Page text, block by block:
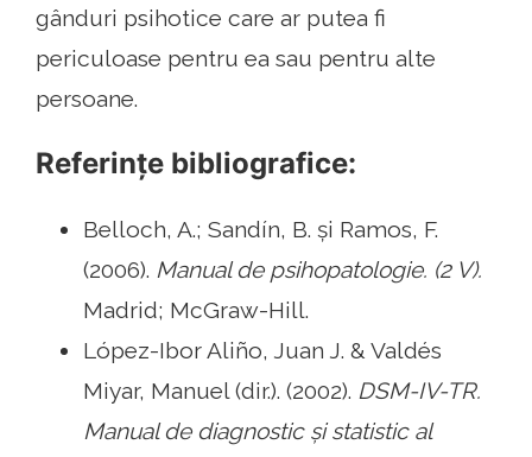
gânduri psihotice care ar putea fi
periculoase pentru ea sau pentru alte
persoane.
Referințe bibliografice:
Belloch, A.; Sandín, B. și Ramos, F.
(2006). Manual de psihopatologie. (2 V).
Madrid; McGraw-Hill.
López-Ibor Aliño, Juan J. & Valdés
Miyar, Manuel (dir.). (2002). DSM-IV-TR.
Manual de diagnostic și statistic al